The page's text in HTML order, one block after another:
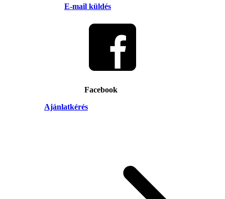
E-mail küldés
Facebook
Ajánlatkérés